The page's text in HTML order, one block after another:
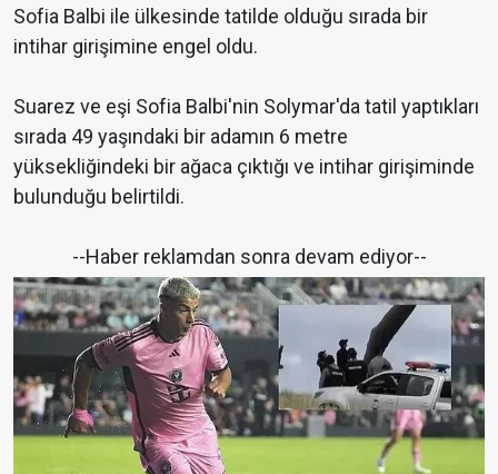
Sofia Balbi ile ülkesinde tatilde olduğu sırada bir
intihar girişimine engel oldu.
Suarez ve eşi Sofia Balbi'nin Solymar'da tatil yaptıkları
sırada 49 yaşındaki bir adamın 6 metre
yüksekliğindeki bir ağaca çıktığı ve intihar girişiminde
bulunduğu belirtildi.
--Haber reklamdan sonra devam ediyor--